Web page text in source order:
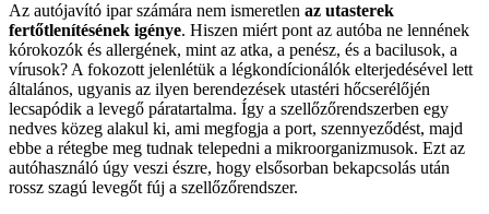
Az autójavító ipar számára nem ismeretlen az utasterek
fertőtlenítésének igénye. Hiszen miért pont az autóba ne lennének
kórokozók és allergének, mint az atka, a penész, és a bacilusok, a
vírusok? A fokozott jelenlétük a légkondícionálók elterjedésével lett
általános, ugyanis az ilyen berendezések utastéri hőcserélőjén
lecsapódik a levegő páratartalma. Így a szellőzőrendszerben egy
nedves közeg alakul ki, ami megfogja a port, szennyeződést, majd
ebbe a rétegbe meg tudnak telepedni a mikroorganizmusok. Ezt az
autóhasználó úgy veszi észre, hogy elsősorban bekapcsolás után
rossz szagú levegőt fúj a szellőzőrendszer.